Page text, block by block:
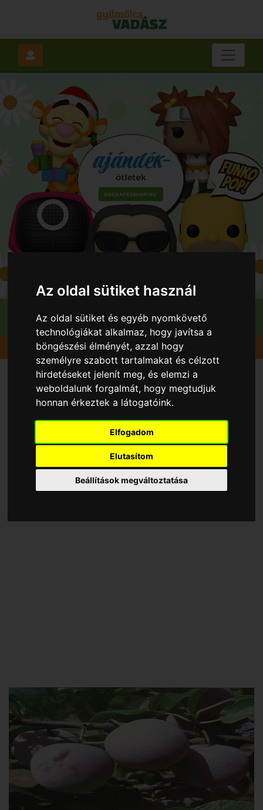
Az oldal sütiket használ
Az oldal sütiket és egyéb nyomkövető
technológiákat alkalmaz, hogy javítsa a
böngészési élményét, azzal hogy
személyre szabott tartalmakat és célzott
hirdetéseket jelenít meg, és elemzi a
weboldalunk forgalmát, hogy megtudjuk
honnan érkeztek a látogatóink.
Elfogadom
Elutasítom
Beállítások megváltoztatása
Gyümölcsök Szilva Althann ringló